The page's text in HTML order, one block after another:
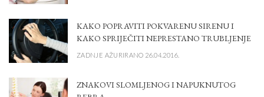
KAKO POPRAVITI POKVARENU SIRENU I
KAKO SPRIJEČITI NEPRESTANO TRUBLJENJE
ZADNJE AŽURIRANO 26.04.2016.
ZNAKOVI SLOMLJENOG I NAPUKNUTOG